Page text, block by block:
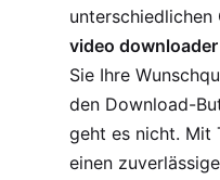
unterschiedlichen
video
Sie Ihre
den Download-
geht es nicht. Mit
einen